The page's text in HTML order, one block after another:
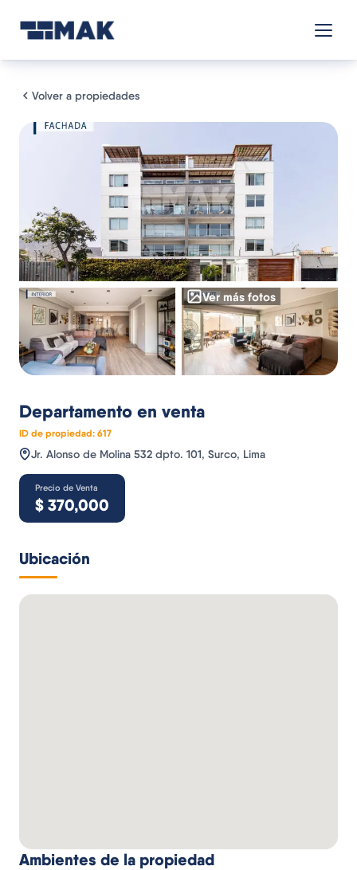
Volver a propiedades
Ver más fotos
Departamento en venta
ID de propiedad: 617
Jr. Alonso de Molina 532 dpto. 101, Surco, Lima
Precio de Venta
$ 370,000
Ubicación
Ambientes de la propiedad